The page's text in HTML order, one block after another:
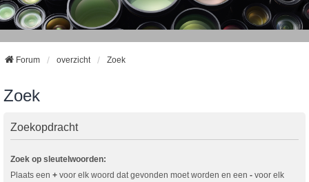
Forum overzicht Zoek
Zoek
Zoekopdracht
Zoek op sleutelwoorden:
Plaats een + voor elk woord dat gevonden moet worden en een - voor elk